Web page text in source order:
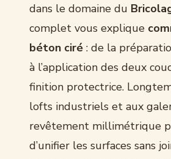
dans le domaine du
complet vous explique
béton ciré : de la
à l’application des deux
finition protectrice.
lofts industriels et aux
revêtement millimétrique
d’unifier les surfaces sans